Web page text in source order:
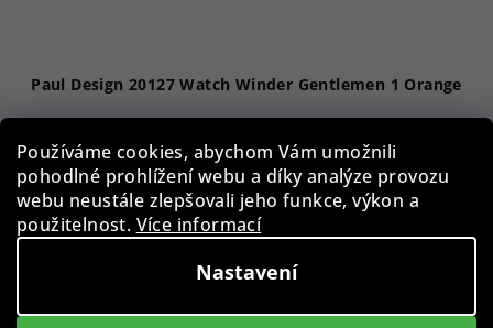
Používáme cookies, abychom Vám umožnili
pohodlné prohlížení webu a díky analýze provozu
webu neustále zlepšovali jeho funkce, výkon a
použitelnost. Více informací
Nastavení
Paul Design 20127 Watch Winder Gentlemen 1 Orange
6 090 Kč
Skladem
Do košíku